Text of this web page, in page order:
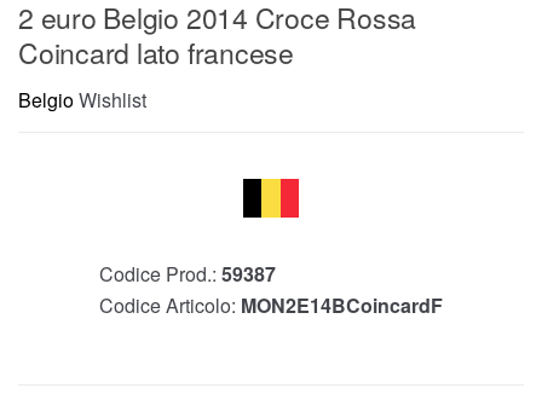
2 euro Belgio 2014 Croce Rossa
Coincard lato francese
BelgioWishlist
Codice Prod.: 59387
Codice Articolo: MON2E14BCoincardF